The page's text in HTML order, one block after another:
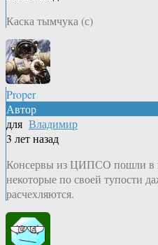
Каска тымчука (с)
Proper
Автор
для Владимир
3 лет назад
Консервы из ЦИПСО пошли в
некоторые по своей тупости
расчехляются.